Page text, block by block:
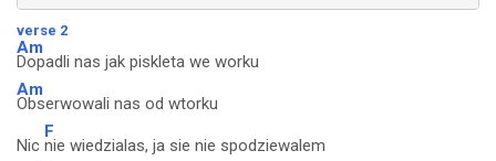
verse 2
Am
Dopadli nas jak piskleta we worku
Am
Obserwowali nas od wtorku
Nic
F
nie wiedzialas, ja sie nie spodziewalem